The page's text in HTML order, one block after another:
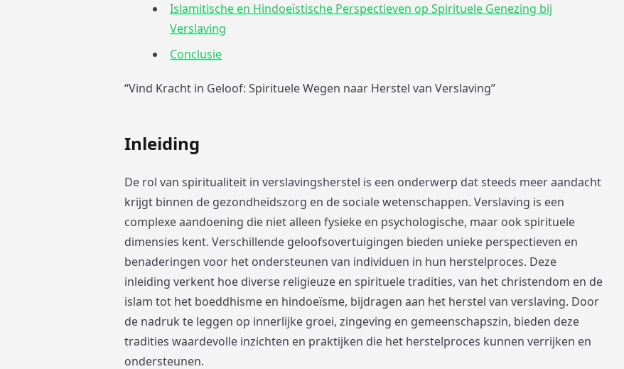
Islamitische en Hindoeïstische Perspectieven op Spirituele Genezing bij
Verslaving
Conclusie
“Vind Kracht in Geloof: Spirituele Wegen naar Herstel van Verslaving”
Inleiding
De rol van spiritualiteit in verslavingsherstel is een onderwerp dat steeds meer aandacht
krijgt binnen de gezondheidszorg en de sociale wetenschappen. Verslaving is een
complexe aandoening die niet alleen fysieke en psychologische, maar ook spirituele
dimensies kent. Verschillende geloofsovertuigingen bieden unieke perspectieven en
benaderingen voor het ondersteunen van individuen in hun herstelproces. Deze
inleiding verkent hoe diverse religieuze en spirituele tradities, van het christendom en de
islam tot het boeddhisme en hindoeïsme, bijdragen aan het herstel van verslaving. Door
de nadruk te leggen op innerlijke groei, zingeving en gemeenschapszin, bieden deze
tradities waardevolle inzichten en praktijken die het herstelproces kunnen verrijken en
ondersteunen.